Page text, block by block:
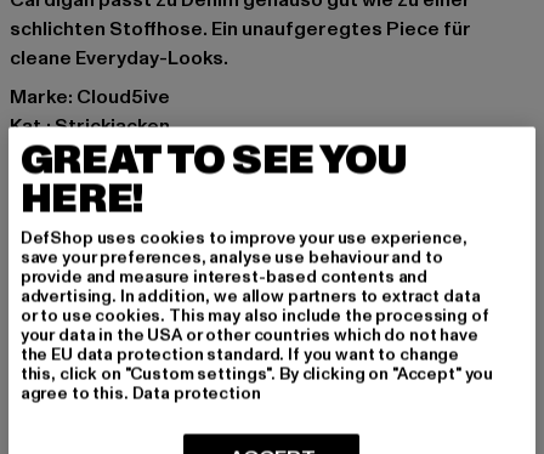
schlichten Stoffhose. Ein unaufgeregtes Piece für
cleane Everyday-Looks.
Marke: Cloud5ive
Kat.: Strickjacken
Farbe: rosa
Hersteller Farbe: nostalgia rose
Materialzusammensetzung: 100% Polyacryl
Art.Nr: 25096033-22445
Hersteller: Bestseller Textilhandels GmbH |
hamburg@bestseller.com
Modering 1,Haus A | 22457 Hamburg | DE
GRÖSSE & PASSFORM
GREAT TO SEE YOU
HERE!
DefShop uses cookies to improve your use experience,
save your preferences, analyse use behaviour and to
provide and measure interest-based contents and
advertising. In addition, we allow partners to extract data
or to use cookies. This may also include the processing of
your data in the USA or other countries which do not have
the EU data protection standard. If you want to change
this, click on "Custom settings". By clicking on "Accept" you
agree to this. Data protection